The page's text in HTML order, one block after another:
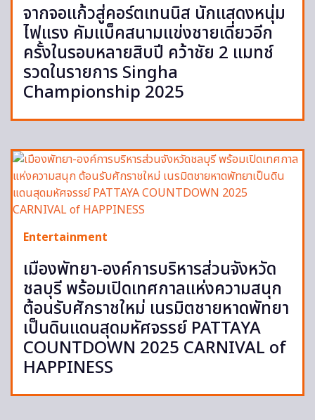
จากจอแก้วสู่คอร์ตเทนนิส นักแสดงหนุ่ม
ไฟแรง คัมแบ็คสนามแข่งชายเดี่ยวอีก
ครั้งในรอบหลายสิบปี คว้าชัย 2 แมทช์
รวดในรายการ Singha
Championship 2025
Entertainment
เมืองพัทยา-องค์การบริหารส่วนจังหวัด
ชลบุรี พร้อมเปิดเทศกาลแห่งความสนุก
ต้อนรับศักราชใหม่ เนรมิตชายหาดพัทยา
เป็นดินแดนสุดมหัศจรรย์ PATTAYA
COUNTDOWN 2025 CARNIVAL of
HAPPINESS